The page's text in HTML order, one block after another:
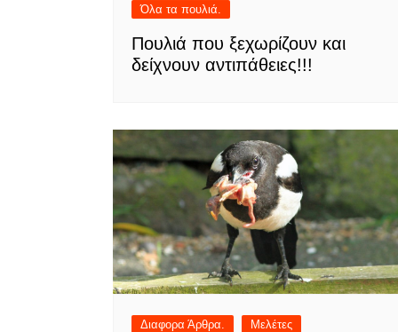
Όλα τα πουλιά.
Πουλιά που ξεχωρίζουν και
δείχνουν αντιπάθειες!!!
Διαφορα Άρθρα.
Μελέτες